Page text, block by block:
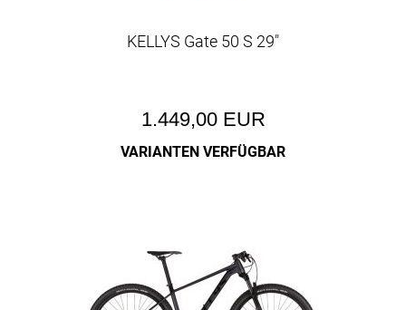
KELLYS Gate 50 S 29"
1.449,00 EUR
VARIANTEN VERFÜGBAR